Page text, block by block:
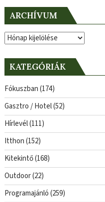
ARCHÍVUM
Archívum
KATEGÓRIÁK
Fókuszban(174)
Gasztro / Hotel(52)
Hírlevél(111)
Itthon(152)
Kitekintő(168)
Outdoor(22)
Programajánló(259)